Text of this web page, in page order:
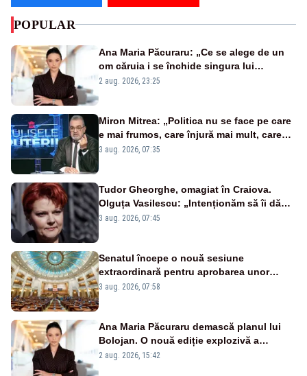
POPULAR
Ana Maria Păcuraru: „Ce se alege de un
om căruia i se închide singura lui
portiță?”
2 aug. 2026, 23:25
Miron Mitrea: „Politica nu se face pe care
e mai frumos, care înjură mai mult, care
țipă mai tare, ci pe proiecte”
3 aug. 2026, 07:35
Tudor Gheorghe, omagiat în Craiova.
Olguța Vasilescu: „Intenționăm să îi dăm
numele lui”
3 aug. 2026, 07:45
Senatul începe o nouă sesiune
extraordinară pentru aprobarea unor
jaloane din PNRR
3 aug. 2026, 07:58
Ana Maria Păcuraru demască planul lui
Bolojan. O nouă ediție explozivă a
emisiunii „Miza Zilei” la Realitatea PLUS
2 aug. 2026, 15:42